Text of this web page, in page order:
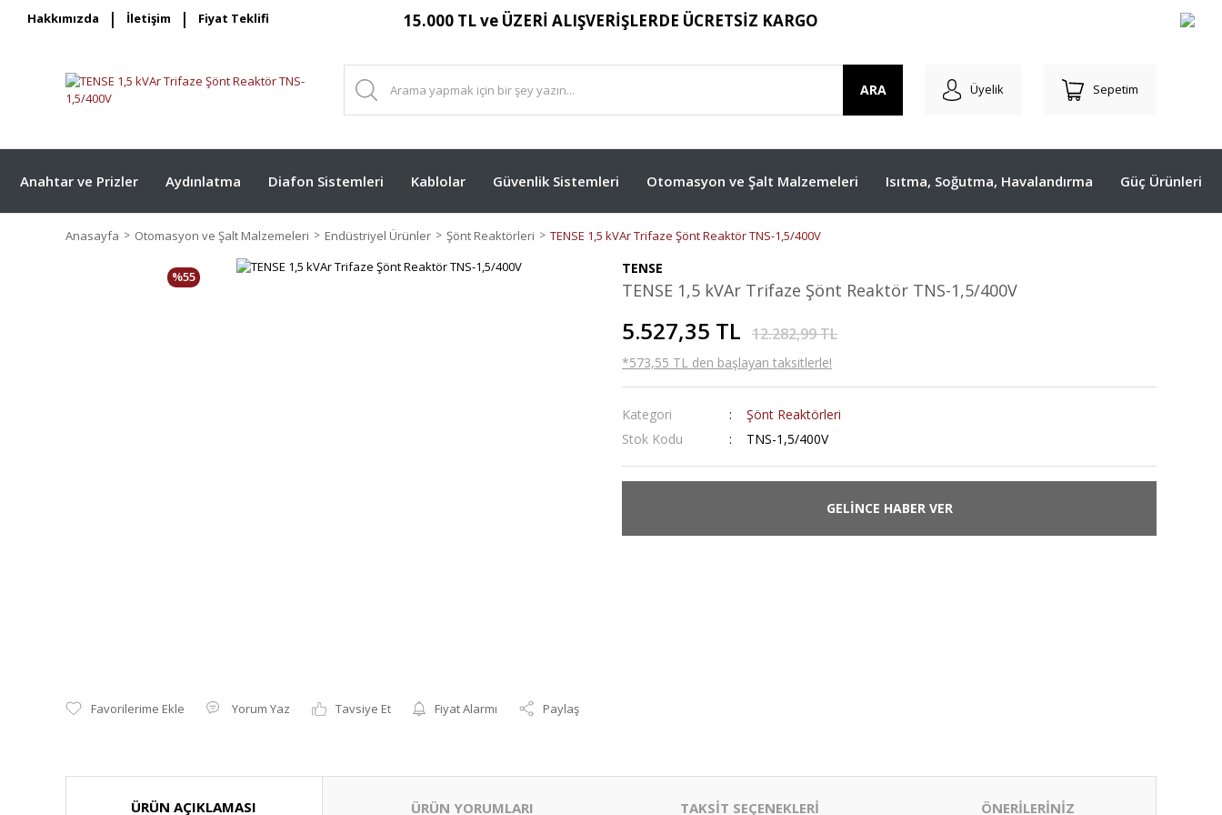
Hakkımızda İletişim Fiyat Teklifi 15.000 TL ve ÜZERİ ALIŞVERİŞLERDE ÜCRETSİZ KARGO
ARA Üyelik Sepetim
Anahtar ve Prizler Aydınlatma Diafon Sistemleri Kablolar Güvenlik Sistemleri Otomasyon ve Şalt Malzemeleri Isıtma, Soğutma, Havalandırma Güç Ürünleri
Anasayfa Otomasyon ve Şalt Malzemeleri Endüstriyel Ürünler Şönt Reaktörleri TENSE 1,5 kVAr Trifaze Şönt Reaktör TNS-1,5/400V
%55
Yorum Yaz Tavsiye Et Fiyat Alarmı Paylaş
TENSE
TENSE 1,5 kVAr Trifaze Şönt Reaktör TNS-1,5/400V
5.527,35 TL 12.282,99 TL
*573,55 TL den başlayan taksitlerle!
Kategori
Şönt Reaktörleri
Stok Kodu
TNS-1,5/400V
GELİNCE HABER VER
ÜRÜN AÇIKLAMASI ÜRÜN YORUMLARI TAKSİT SEÇENEKLERİ ÖNERİLERİNİZ